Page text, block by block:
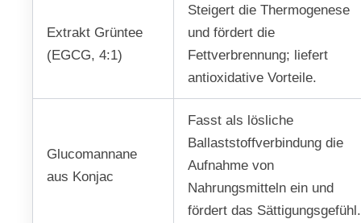
Extrakt Grüntee
(EGCG, 4:1)
Steigert die Thermogenese
und fördert die
Fettverbrennung; liefert
antioxidative Vorteile.
Glucomannane
aus Konjac
Fasst als lösliche
Ballaststoffverbindung die
Aufnahme von
Nahrungsmitteln ein und
fördert das Sättigungsgefühl.